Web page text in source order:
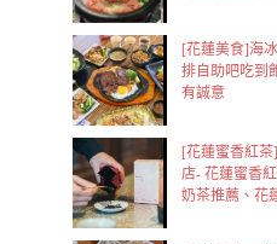
[花蓮美食]海
排自助吧吃到
有誠意
[花蓮蜜香紅
店- 花蓮蜜香
奶茶推薦、花